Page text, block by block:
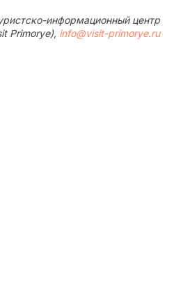
информационный центр
Primorye), info@visit-primorye.ru